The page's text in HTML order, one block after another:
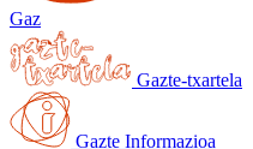
Gaz
Gazte-txartela
Gazte Informazioa